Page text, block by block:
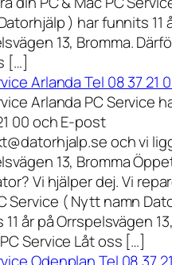
) har funnits 11
13, Bromma.
[…]
Arlanda Tel 08 37 21
Arlanda PC Service
00 och E-post
och vi
13, Bromma
Vi hjälper dej. Vi
Service ( Nytt namn
år på Orrspelsvägen
Service Låt oss […]